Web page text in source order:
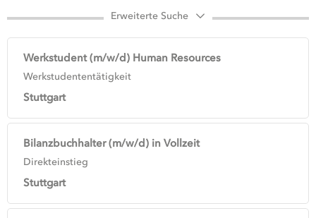
Erweiterte Suche
Werkstudent (m/w/d) Human Resources
Werkstudententätigkeit
Stuttgart
Bilanzbuchhalter (m/w/d) in Vollzeit
Direkteinstieg
Stuttgart